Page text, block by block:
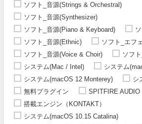
ソフト_音源(Strings & Orchestral)
ソフト_音源(Synthesizer)
ソフト_音源(Piano & Keyboard)
ソフト_音源(Ethnic)
ソフト_エフ
ソフト_音源(Voice & Choir)
ソフ
システム(Mac / Intel)
システム
システム(macOS 12 Monterey)
シ
無料プラグイン
SPITFIRE AUDIO
搭載エンジン（KONTAKT）
システム(macOS 10.15 Catalina)